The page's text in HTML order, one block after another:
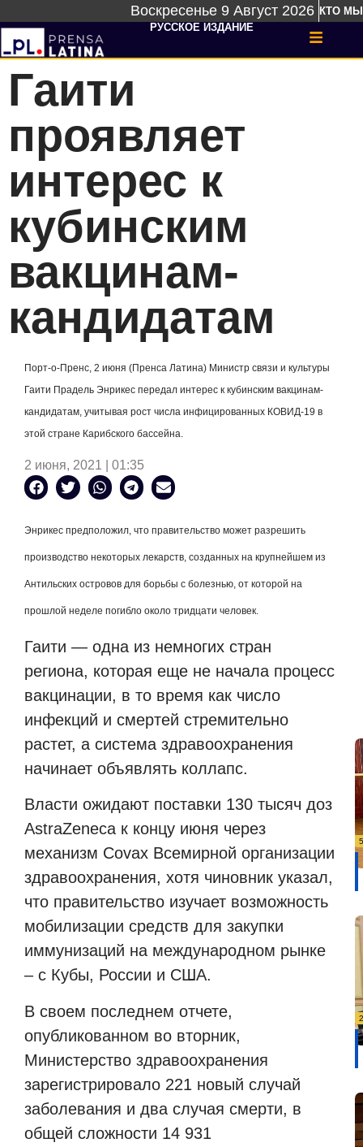
Воскресенье 9 Август 2026 КТО МЫ
РУССКОЕ ИЗДАНИЕ
Гаити
проявляет
интерес к
кубинским
вакцинам-
кандидатам
Порт-о-Пренс, 2 июня (Пренса Латина) Министр связи и культуры
Гаити Прадель Энрикес передал интерес к кубинским вакцинам-
кандидатам, учитывая рост числа инфицированных КОВИД-19 в
этой стране Карибского бассейна.
2 июня, 2021 | 01:35
Энрикес предположил, что правительство может разрешить
производство некоторых лекарств, созданных на крупнейшем из
Антильских островов для борьбы с болезнью, от которой на
прошлой неделе погибло около тридцати человек.
Гаити — одна из немногих стран
региона, которая еще не начала процесс
вакцинации, в то время как число
инфекций и смертей стремительно
растет, а система здравоохранения
начинает объявлять коллапс.
Власти ожидают поставки 130 тысяч доз
AstraZeneca к концу июня через
механизм Covax Всемирной организации
здравоохранения, хотя чиновник указал,
что правительство изучает возможность
мобилизации средств для закупки
иммунизаций на международном рынке
– с Кубы, России и США.
В своем последнем отчете,
опубликованном во вторник,
Министерство здравоохранения
зарегистрировало 221 новый случай
заболевания и два случая смерти, в
общей сложности 14 931